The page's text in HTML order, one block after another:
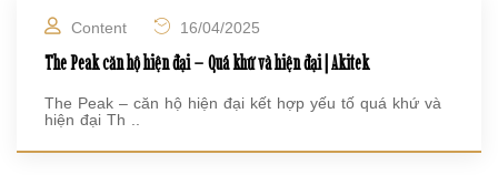
Content 16/04/2025
The Peak căn hộ hiện đại – Quá khứ và hiện đại | Akitek
The Peak – căn hộ hiện đại kết hợp yếu tố quá khứ và
hiện đại Th ..